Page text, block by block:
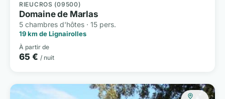
RIEUCROS (09500)
Domaine de Marlas
5 chambres d'hôtes · 15 pers.
19 km de Lignairolles
À partir de
65 € / nuit